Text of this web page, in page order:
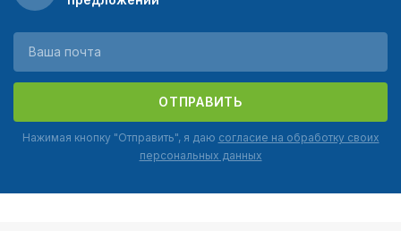
ОТПРАВИТЬ
Нажимая кнопку "Отправить", я даю согласие на обработку своих
персональных данных